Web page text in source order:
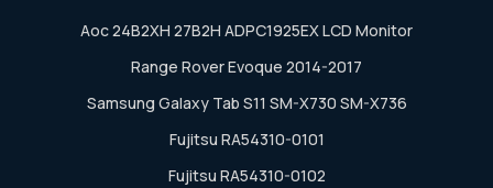
Aoc 24B2XH 27B2H ADPC1925EX LCD Monitor
Range Rover Evoque 2014-2017
Samsung Galaxy Tab S11 SM-X730 SM-X736
Fujitsu RA54310-0101
Fujitsu RA54310-0102